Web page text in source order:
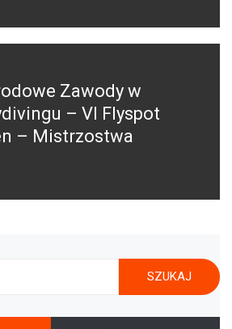
Zawody w
– VI Flyspot
– Mistrzostwa